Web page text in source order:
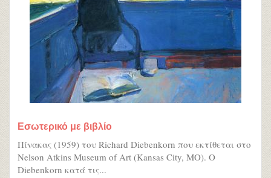
Εσωτερικό με βιβλίο
Πίνακας (1959) του Richard Diebenkorn που εκτίθεται στο
Nelson Atkins Museum of Art (Kansas City, MO). Ο
Diebenkorn κατά τις...